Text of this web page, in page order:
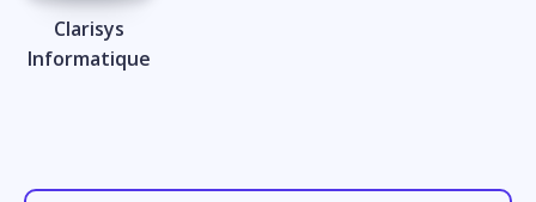
Clarisys
Informatique